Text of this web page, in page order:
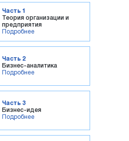
Часть 1
Теория организации и
предприятия
Подробнее
Часть 2
Бизнес-аналитика
Подробнее
Часть 3
Бизнес-идея
Подробнее